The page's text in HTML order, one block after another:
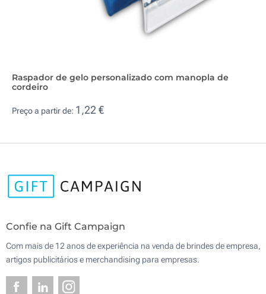
Raspador de gelo personalizado com manopla de
cordeiro
Preço a partir de: 1,22 €
Confie na Gift Campaign
Com mais de 12 anos de experiência na venda de brindes de empresa,
artigos publicitários e merchandising para empresas.